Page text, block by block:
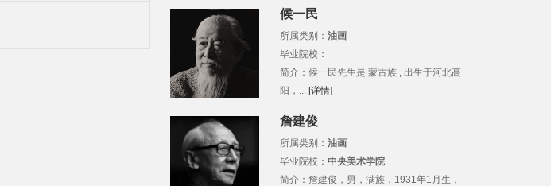
候一民
所属类别： 油画
毕业院校：
简介：候一民先生是 蒙古族 , 出生于河北高
阳，... [详情]
詹建俊
所属类别： 油画
毕业院校： 中央美术学院
简介：詹建俊，男，满族，1931年1月生，